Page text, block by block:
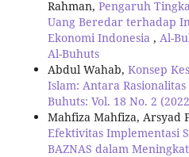
Rahman, Pengaruh
Uang Beredar terhadap
Ekonomi Indonesia , Al-
Al-Buhuts
Abdul Wahab, Konsep
Islam: Antara
Buhuts: Vol. 18 No. 2
Mahfiza Mahfiza, Arsyad
Efektivitas Implementasi
BAZNAS dalam